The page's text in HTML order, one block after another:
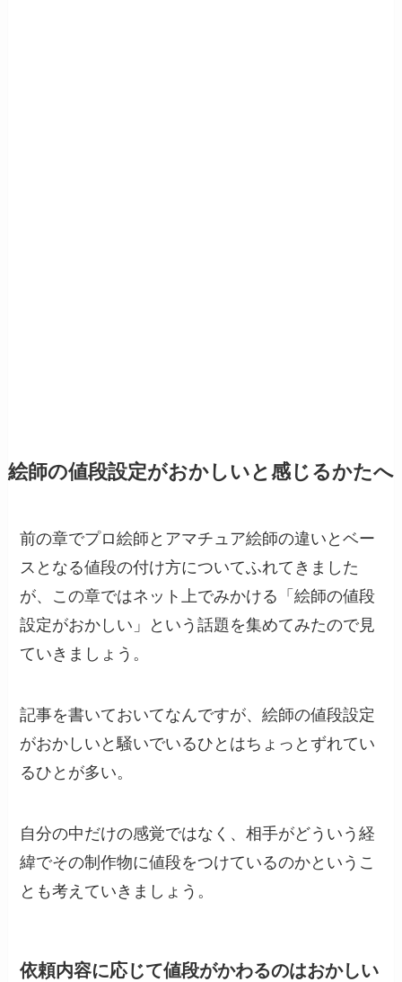
絵師の値段設定がおかしいと感じるかたへ
前の章でプロ絵師とアマチュア絵師の違いとベー
スとなる値段の付け方についてふれてきました
が、この章ではネット上でみかける「絵師の値段
設定がおかしい」という話題を集めてみたので見
ていきましょう。
記事を書いておいてなんですが、絵師の値段設定
がおかしいと騒いでいるひとはちょっとずれてい
るひとが多い。
自分の中だけの感覚ではなく、相手がどういう経
緯でその制作物に値段をつけているのかというこ
とも考えていきましょう。
依頼内容に応じて値段がかわるのはおかしい